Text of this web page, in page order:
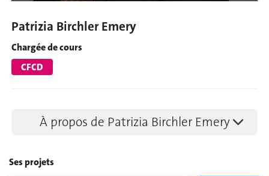
Patrizia Birchler Emery
Chargée de cours
CFCD
À propos de Patrizia Birchler Emery
Ses projets